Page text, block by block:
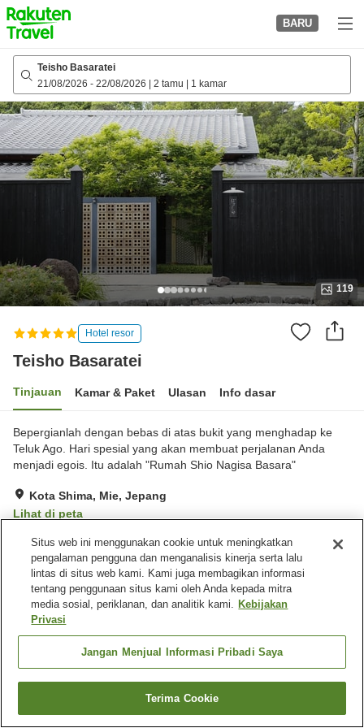
to
top
page
BARU
Teisho Basaratei
21/08/2026 - 22/08/2026 2 tamu 1 kamar
119
Hotel resor
Teisho Basaratei
Tinjauan Kamar & Paket Ulasan Info dasar
Bepergianlah dengan bebas di atas bukit yang menghadap ke
Teluk Ago. Hari spesial yang akan membuat perjalanan Anda
menjadi egois. Itu adalah "Rumah Shio Nagisa Basara"
Kota Shima, Mie, Jepang
Lihat di peta
Hebat Ulasan:67
Fasilitas properti
Tempat parkir
Spa / Salon kecantikan
Restoran
Beranda Jepang Mie Kota Shima Teisho Basaratei
Cari kamar
Situs web ini menggunakan cookie untuk meningkatkan
pengalaman pengguna dan menganalisis kinerja serta lalu
lintas di situs web kami. Kami juga membagikan informasi
tentang penggunaan situs kami oleh Anda kepada mitra
media sosial, periklanan, dan analitik kami. Kebijakan
Privasi
Jangan Menjual Informasi Pribadi Saya
Terima Cookie